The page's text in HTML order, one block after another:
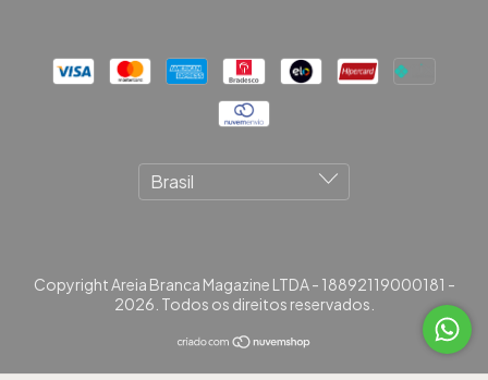
Copyright Areia Branca Magazine LTDA - 18892119000181 -
2026. Todos os direitos reservados.